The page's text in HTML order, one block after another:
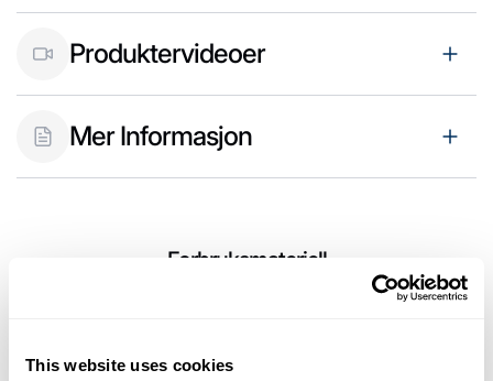
This website uses cookies
Produktervideoer
Mer Informasjon
Forbruksmateriell